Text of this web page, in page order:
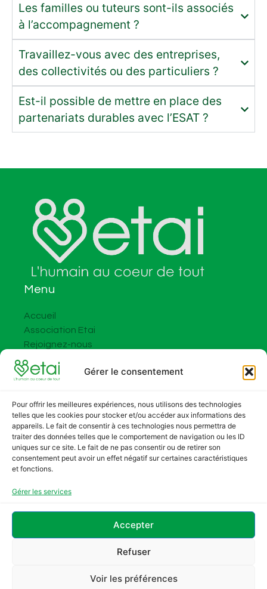
Gérer le consentement
Pour offrir les meilleures expériences, nous utilisons des technologies
telles que les cookies pour stocker et/ou accéder aux informations des
appareils. Le fait de consentir à ces technologies nous permettra de
traiter des données telles que le comportement de navigation ou les ID
uniques sur ce site. Le fait de ne pas consentir ou de retirer son
consentement peut avoir un effet négatif sur certaines caractéristiques
et fonctions.
Gérer les services
Accepter
Refuser
Voir les préférences
Les familles ou tuteurs sont-ils associés
à l’accompagnement ?
Travaillez-vous avec des entreprises,
des collectivités ou des particuliers ?
Est-il possible de mettre en place des
partenariats durables avec l’ESAT ?
Menu
Accueil
Association Etai
Rejoignez-nous
FAQ
Contact
Adresse :
5 rue Marcel Paul 94800 Villejuif
Tel. : +33 1 83 62 39 35
Courriel : contact@etai.asso.fr
Mentions légales
Politique de confidentialité